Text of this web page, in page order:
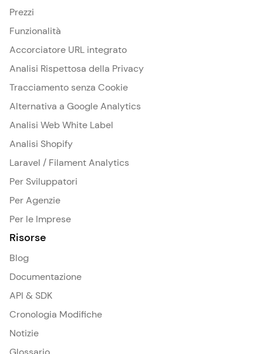
Prezzi
Funzionalità
Accorciatore URL integrato
Analisi Rispettosa della Privacy
Tracciamento senza Cookie
Alternativa a Google Analytics
Analisi Web White Label
Analisi Shopify
Laravel / Filament Analytics
Per Sviluppatori
Per Agenzie
Per le Imprese
Risorse
Blog
Documentazione
API & SDK
Cronologia Modifiche
Notizie